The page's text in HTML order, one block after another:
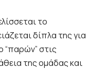
το
δίπλα της για
“παρών” στις
της ομάδας και